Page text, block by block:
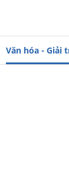
Văn hóa - Giải